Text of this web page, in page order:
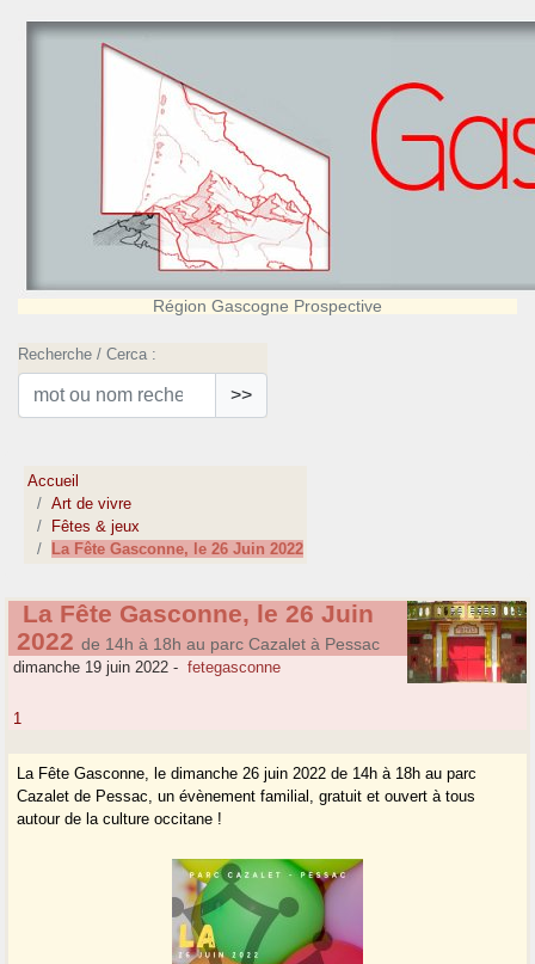
Région Gascogne Prospective
Recherche / Cerca :
>>
Accueil
Art de vivre
Fêtes & jeux
La Fête Gasconne, le 26 Juin 2022
La Fête Gasconne, le 26 Juin
2022 de 14h à 18h au parc Cazalet à Pessac
dimanche 19 juin 2022 - fetegasconne
1
La Fête Gasconne, le dimanche 26 juin 2022 de 14h à 18h au parc
Cazalet de Pessac, un évènement familial, gratuit et ouvert à tous
autour de la culture occitane !